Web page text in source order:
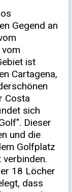
Gegend an
ist
Cartagena,
Costa
sich
Dieser
und die
Golfplatz
18 Löcher
dass